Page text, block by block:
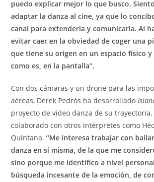
puedo explicar mejor lo que busco.
adaptar la danza al cine, ya que lo
canal para extenderla y comunicarla. Al
evitar caer en la obviedad de coger una
que tiene su origen en un espacio físico
como es, en la pantalla”.
Con dos cámaras y un drone para las
aéreas, Derek Pedrós ha desarrollado
proyecto de vídeo danza de su
colaborado con otros intérpretes como
Quintana.“Me interesa trabajar con
danza en sí misma, de la que me
sino porque me identifico a nivel
búsqueda incesante de la emoción, de